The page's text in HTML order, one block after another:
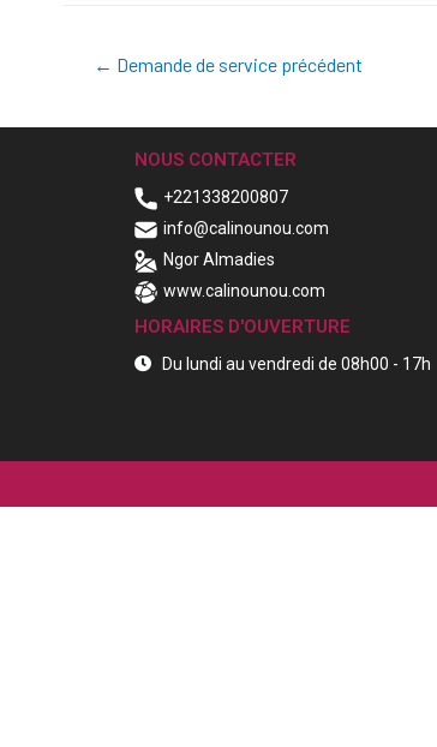
← Demande de service précédent
NOUS CONTACTER
+221338200807
info@calinounou.com
Ngor Almadies
www.calinounou.com
HORAIRES D'OUVERTURE
Du lundi au vendredi de 08h00 - 17h